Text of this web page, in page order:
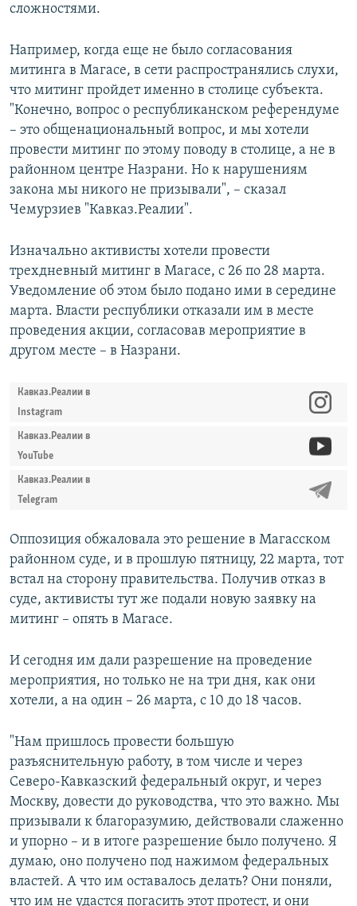
сложностями.
Например, когда еще не было согласования
митинга в Магасе, в сети распространялись слухи,
что митинг пройдет именно в столице субъекта.
"Конечно, вопрос о республиканском референдуме
– это общенациональный вопрос, и мы хотели
провести митинг по этому поводу в столице, а не в
районном центре Назрани. Но к нарушениям
закона мы никого не призывали", – сказал
Чемурзиев "Кавказ.Реалии".
Изначально активисты хотели провести
трехдневный митинг в Магасе, с 26 по 28 марта.
Уведомление об этом было подано ими в середине
марта. Власти республики отказали им в месте
проведения акции, согласовав мероприятие в
другом месте – в Назрани.
Кавказ.Реалии в
Instagram
Кавказ.Реалии в
YouTube
Кавказ.Реалии в
Telegram
Оппозиция обжаловала это решение в Магасском
районном суде, и в прошлую пятницу, 22 марта, тот
встал на сторону правительства. Получив отказ в
суде, активисты тут же подали новую заявку на
митинг – опять в Магасе.
И сегодня им дали разрешение на проведение
мероприятия, но только не на три дня, как они
хотели, а на один – 26 марта, с 10 до 18 часов.
"Нам пришлось провести большую
разъяснительную работу, в том числе и через
Северо-Кавказский федеральный округ, и через
Москву, довести до руководства, что это важно. Мы
призывали к благоразумию, действовали слаженно
и упорно – и в итоге разрешение было получено. Я
думаю, оно получено под нажимом федеральных
властей. А что им оставалось делать? Они поняли,
что им не удастся погасить этот протест, и они